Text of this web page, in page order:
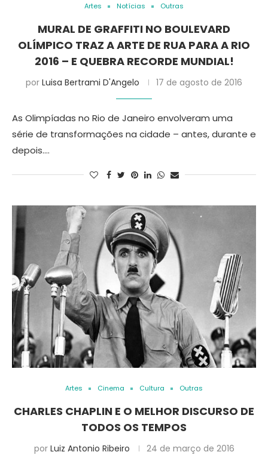
Artes Notícias Outras
MURAL DE GRAFFITI NO BOULEVARD
OLÍMPICO TRAZ A ARTE DE RUA PARA A RIO
2016 – E QUEBRA RECORDE MUNDIAL!
por Luisa Bertrami D'Angelo 17 de agosto de 2016
As Olimpíadas no Rio de Janeiro envolveram uma
série de transformações na cidade – antes, durante e
depois.…
Artes Cinema Cultura Outras
CHARLES CHAPLIN E O MELHOR DISCURSO DE
TODOS OS TEMPOS
por Luiz Antonio Ribeiro 24 de março de 2016